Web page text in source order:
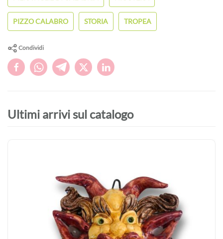
PIZZO CALABRO STORIA TROPEA
Condividi
Ultimi arrivi sul catalogo